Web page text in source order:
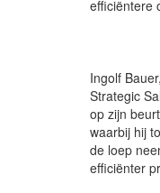
efficiëntere
Ingolf
Strategic
op zijn beurt
waarbij hij
de loep
efficiënter